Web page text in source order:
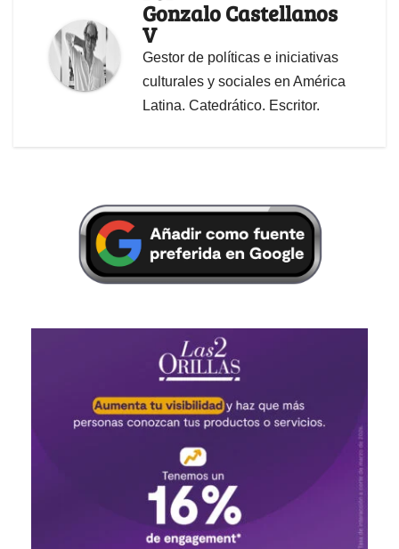
Gonzalo Castellanos
V
Gestor de políticas e iniciativas
culturales y sociales en América
Latina. Catedrático. Escritor.